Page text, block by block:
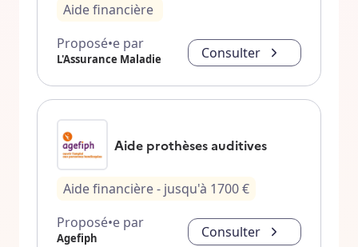
Aide financière
Proposé•e par
L'Assurance Maladie Consulter
Aide prothèses auditives
Aide financière- jusqu'à 1700€
Proposé•e par
Agefiph Consulter